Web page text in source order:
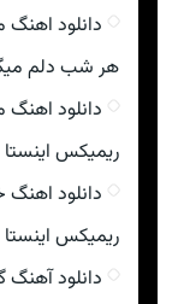
دانلود اهنگ
هر شب دلم
دانلود
ریمیکس اینستا
دانلود
ریمیکس اینستا
دانلود آهنگ